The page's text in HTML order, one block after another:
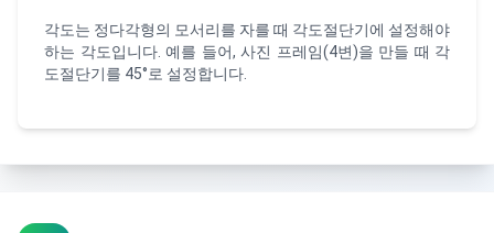
각도는 정다각형의 모서리를 자를 때 각도절단기에 설정해야
하는 각도입니다. 예를 들어, 사진 프레임(4변)을 만들 때 각
도절단기를 45°로 설정합니다.